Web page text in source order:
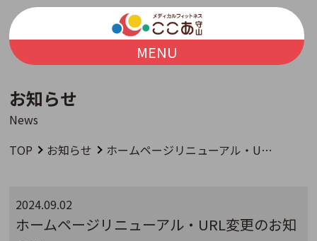
MENU
お知らせ
News
TOP
お知らせ ホームページリニューアル・URL変更のお知らせ
ホームページリニューアル・URL変更のお知
2024.09.02